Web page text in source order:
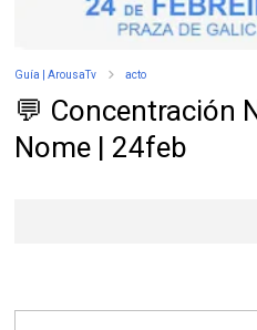
Guía | ArousaTv acto
💬 Concentración
Nome | 24feb